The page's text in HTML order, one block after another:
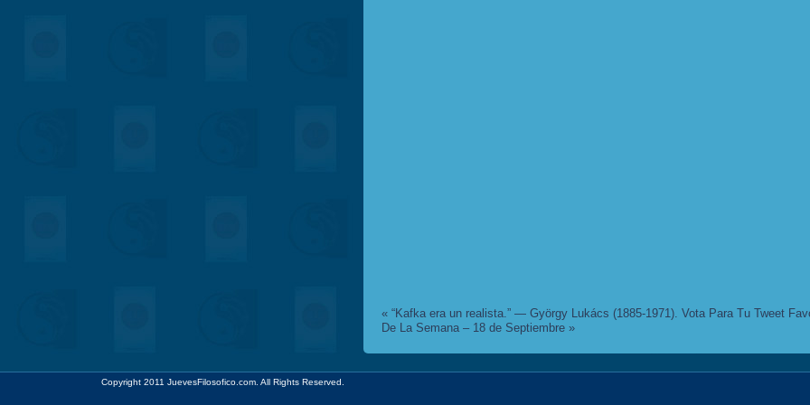
« “Kafka era un realista.” — György Lukács (1885-1971). Vota Para Tu Tweet
De La Semana – 18 de Septiembre »
Copyright 2011 JuevesFilosofico.com. All Rights Reserved.